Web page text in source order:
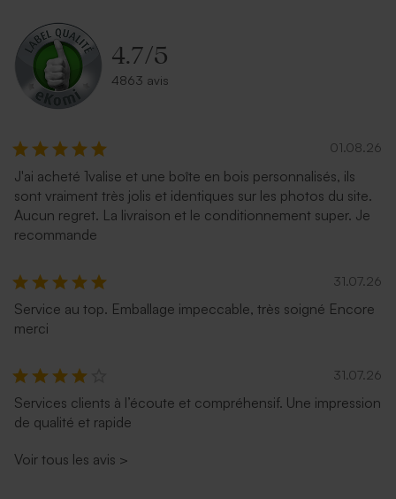
4.7/5
4863 avis
01.08.26
J'ai acheté 1valise et une boîte en bois personnalisés, ils
sont vraiment très jolis et identiques sur les photos du site.
Aucun regret. La livraison et le conditionnement super. Je
recommande
31.07.26
Service au top. Emballage impeccable, très soigné Encore
merci
31.07.26
Services clients à l’écoute et compréhensif. Une impression
de qualité et rapide
Voir tous les avis >